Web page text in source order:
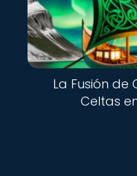
La Fusión de
Celtas